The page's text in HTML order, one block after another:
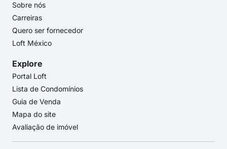
Sobre nós
Carreiras
Quero ser fornecedor
Loft México
Explore
Portal Loft
Lista de Condomínios
Guia de Venda
Mapa do site
Avaliação de imóvel